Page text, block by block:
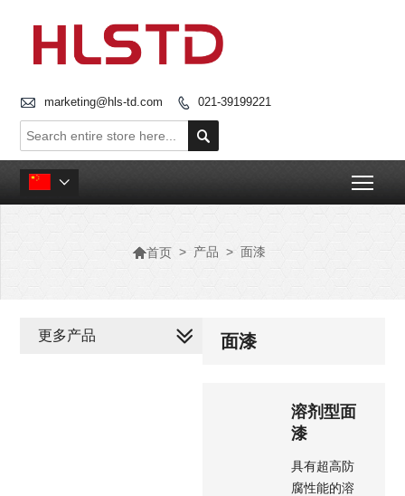
 marketing@hls-td.com  021-39199221


首页 > 产品 > 面漆
面漆
溶剂型面
漆
具有超高防
腐性能的溶
更多产品